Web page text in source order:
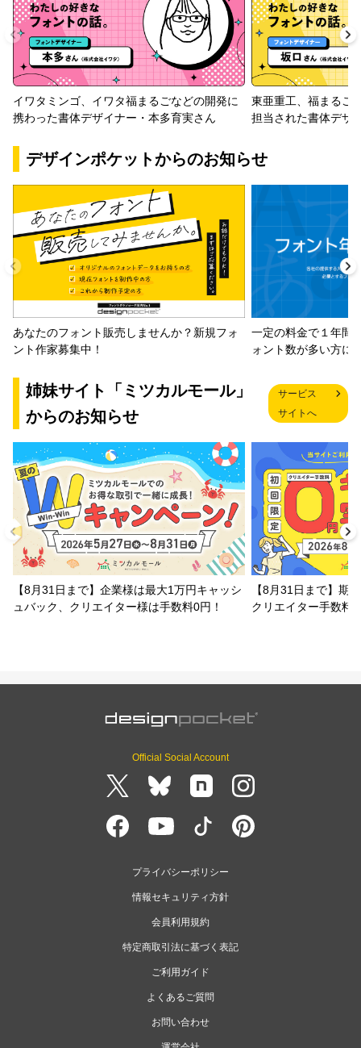
イワタミンゴ、イワタ福まるごなどの開発に
携わった書体デザイナー・本多育実さん
東亜重工、福まるご
担当された書体デザ
デザインポケットからのお知らせ
あなたのフォント販売しませんか？新規フォ
ント作家募集中！
一定の料金で１年間
ォント数が多い方に
姉妹サイト「ミツカルモール」
からのお知らせ
サービス
サイトへ
【8月31日まで】企業様は最大1万円キャッシ
ュバック、クリエイター様は手数料0円！
【8月31日まで】期
クリエイター手数料
Official Social Account
プライバシーポリシー
情報セキュリティ方針
会員利用規約
特定商取引法に基づく表記
ご利用ガイド
よくあるご質問
お問い合わせ